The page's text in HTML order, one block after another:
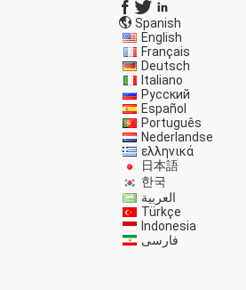
Spanish
English
Français
Deutsch
Italiano
Русский
Español
Português
Nederlandse
ελληνικά
日本語
한국
العربية
Türkçe
Indonesia
فارسی